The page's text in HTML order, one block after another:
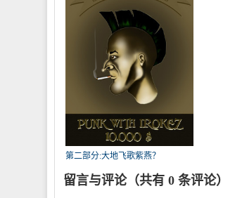
第二部分:大地飞歌紫燕？
留言与评论（共有 0 条评论）